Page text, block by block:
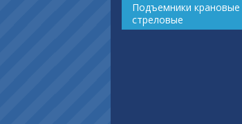
Подъемники крановые
стреловые